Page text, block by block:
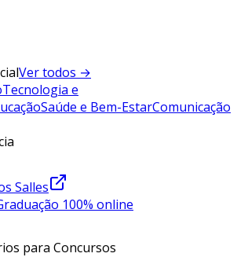
Ver todos →
Tecnologia e
Saúde e Bem-EstarComunicação
Salles
100% online
para Concursos